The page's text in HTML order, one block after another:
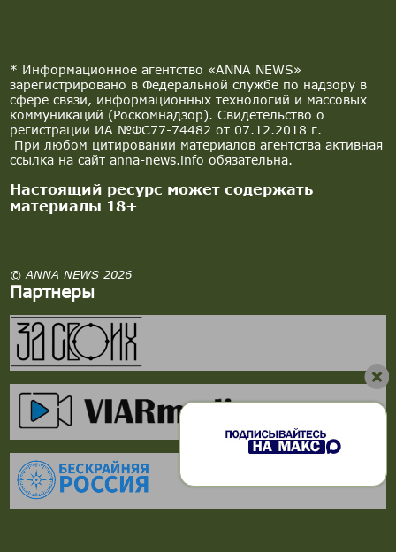
* Информационное агентство «ANNA NEWS»
зарегистрировано в Федеральной службе по надзору в
сфере связи, информационных технологий и массовых
коммуникаций (Роскомнадзор). Свидетельство о
регистрации ИА №ФС77-74482 от 07.12.2018 г.
При любом цитировании материалов агентства активная
ссылка на сайт anna-news.info обязательна.
Настоящий ресурс может содержать
материалы 18+
© ANNA NEWS 2026
Партнеры